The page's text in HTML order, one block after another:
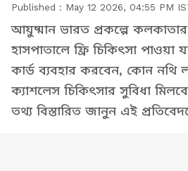
Published : May 12 2026, 04:55 PM
আয়ুষ্মান ভারত প্রকল্পে
হাসপাতালে ফ্রি চিকিৎসা পাওয়া
কার্ড ব্যবহার করবেন, কোন নথি
ক্যাশলেস চিকিৎসার সুবিধা
তথ্য বিস্তারিত জানুন এই